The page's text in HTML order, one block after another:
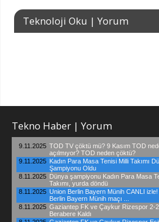
Teknoloji Oku | Yorum
Tekno Haber | Yorum